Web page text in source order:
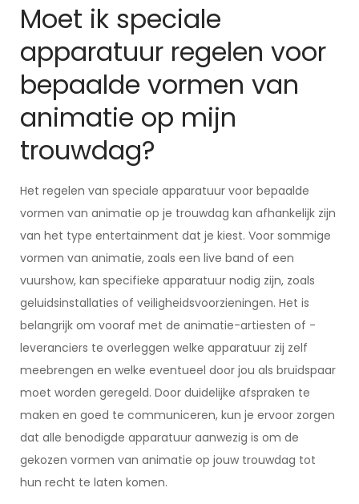
Moet ik speciale
apparatuur regelen voor
bepaalde vormen van
animatie op mijn
trouwdag?
Het regelen van speciale apparatuur voor bepaalde
vormen van animatie op je trouwdag kan afhankelijk zijn
van het type entertainment dat je kiest. Voor sommige
vormen van animatie, zoals een live band of een
vuurshow, kan specifieke apparatuur nodig zijn, zoals
geluidsinstallaties of veiligheidsvoorzieningen. Het is
belangrijk om vooraf met de animatie-artiesten of -
leveranciers te overleggen welke apparatuur zij zelf
meebrengen en welke eventueel door jou als bruidspaar
moet worden geregeld. Door duidelijke afspraken te
maken en goed te communiceren, kun je ervoor zorgen
dat alle benodigde apparatuur aanwezig is om de
gekozen vormen van animatie op jouw trouwdag tot
hun recht te laten komen.